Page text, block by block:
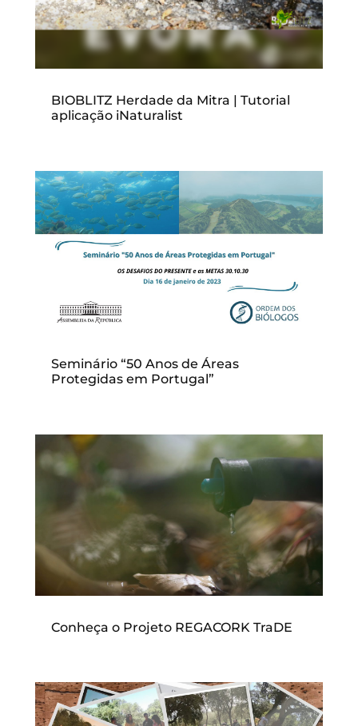
BIOBLITZ Herdade da Mitra | Tutorial
aplicação iNaturalist
Seminário “50 Anos de Áreas
Protegidas em Portugal”
Conheça o Projeto REGACORK TraDE